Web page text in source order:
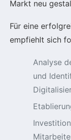
Markt neu
Für eine
empfiehlt sich
Analyse
und